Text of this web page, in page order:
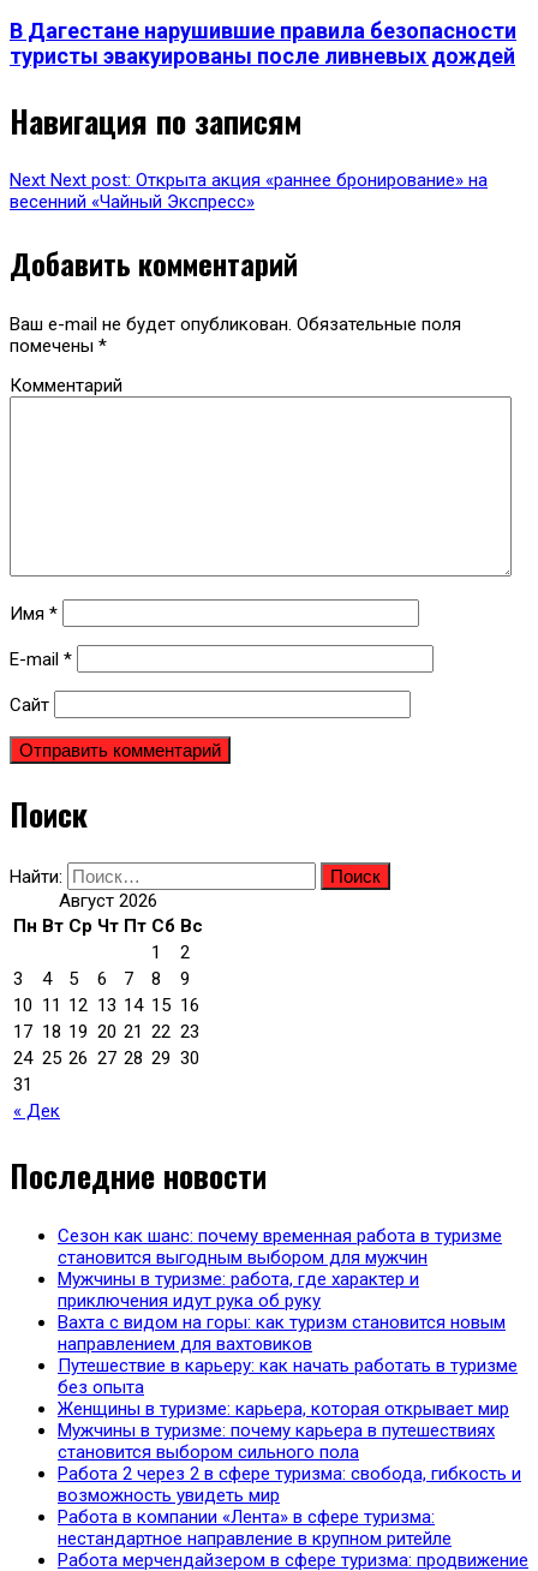
В Дагестане нарушившие правила безопасности
туристы эвакуированы после ливневых дождей
Навигация по записям
Next Next post: Открыта акция «раннее бронирование» на
весенний «Чайный Экспресс»
Добавить комментарий
Ваш e-mail не будет опубликован. Обязательные поля
помечены *
Комментарий
Имя *
E-mail *
Сайт
Поиск
Найти:
Август 2026
Пн Вт Ср Чт Пт Сб Вс
« Дек
1
2
3
4 5 6 7 8
9
10 11 12 13 14 15 16
17 18 19 20 21 22 23
24 25 26 27 28 29 30
31
Последние новости
Сезон как шанс: почему временная работа в туризме
становится выгодным выбором для мужчин
Мужчины в туризме: работа, где характер и
приключения идут рука об руку
Вахта с видом на горы: как туризм становится новым
направлением для вахтовиков
Путешествие в карьеру: как начать работать в туризме
без опыта
Женщины в туризме: карьера, которая открывает мир
Мужчины в туризме: почему карьера в путешествиях
становится выбором сильного пола
Работа 2 через 2 в сфере туризма: свобода, гибкость и
возможность увидеть мир
Работа в компании «Лента» в сфере туризма:
нестандартное направление в крупном ритейле
Работа мерчендайзером в сфере туризма: продвижение